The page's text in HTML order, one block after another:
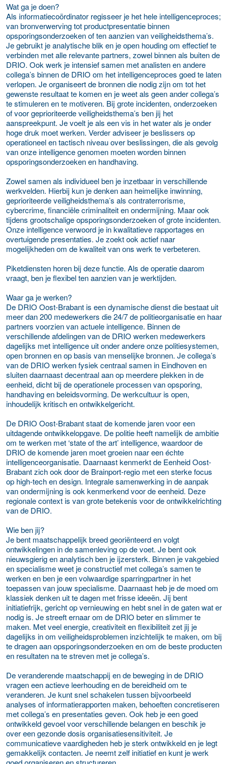
Wat ga je doen?
Als informatiecoördinator regisseer je het hele intelligenceproces;
van bronverwerving tot productpresentatie binnen
opsporingsonderzoeken of ten aanzien van veiligheidsthema’s.
Je gebruikt je analytische blik en je open houding om effectief te
verbinden met alle relevante partners, zowel binnen als buiten de
DRIO. Ook werk je intensief samen met analisten en andere
collega’s binnen de DRIO om het intelligenceproces goed te laten
verlopen. Je organiseert de bronnen die nodig zijn om tot het
gewenste resultaat te komen en je weet als geen ander collega’s
te stimuleren en te motiveren. Bij grote incidenten, onderzoeken
of voor geprioriteerde veiligheidsthema’s ben jij het
aanspreekpunt. Je voelt je als een vis in het water als je onder
hoge druk moet werken. Verder adviseer je beslissers op
operationeel en tactisch niveau over beslissingen, die als gevolg
van onze intelligence genomen moeten worden binnen
opsporingsonderzoeken en handhaving.
Zowel samen als individueel ben je inzetbaar in verschillende
werkvelden. Hierbij kun je denken aan heimelijke inwinning,
geprioriteerde veiligheidsthema’s als contraterrorisme,
cybercrime, financiële criminaliteit en ondermijning. Maar ook
tijdens grootschalige opsporingsonderzoeken of grote incidenten.
Onze intelligence verwoord je in kwalitatieve rapportages en
overtuigende presentaties. Je zoekt ook actief naar
mogelijkheden om de kwaliteit van ons werk te verbeteren.
Piketdiensten horen bij deze functie. Als de operatie daarom
vraagt, ben je flexibel ten aanzien van je werktijden.
Waar ga je werken?
De DRIO Oost-Brabant is een dynamische dienst die bestaat uit
meer dan 200 medewerkers die 24/7 de politieorganisatie en haar
partners voorzien van actuele intelligence. Binnen de
verschillende afdelingen van de DRIO werken medewerkers
dagelijks met intelligence uit onder andere onze politiesystemen,
open bronnen en op basis van menselijke bronnen. Je collega’s
van de DRIO werken fysiek centraal samen in Eindhoven en
sluiten daarnaast decentraal aan op meerdere plekken in de
eenheid, dicht bij de operationele processen van opsporing,
handhaving en beleidsvorming. De werkcultuur is open,
inhoudelijk kritisch en ontwikkelgericht.
De DRIO Oost-Brabant staat de komende jaren voor een
uitdagende ontwikkelopgave. De politie heeft namelijk de ambitie
om te werken met ‘state of the art’ intelligence, waardoor de
DRIO de komende jaren moet groeien naar een échte
intelligenceorganisatie. Daarnaast kenmerkt de Eenheid Oost-
Brabant zich ook door de Brainport-regio met een sterke focus
op high-tech en design. Integrale samenwerking in de aanpak
van ondermijning is ook kenmerkend voor de eenheid. Deze
regionale context is van grote betekenis voor de ontwikkelrichting
van de DRIO.
Wie ben jij?
Je bent maatschappelijk breed georiënteerd en volgt
ontwikkelingen in de samenleving op de voet. Je bent ook
nieuwsgierig en analytisch ben je ijzersterk. Binnen je vakgebied
en specialisme weet je constructief met collega’s samen te
werken en ben je een volwaardige sparringpartner in het
toepassen van jouw specialisme. Daarnaast heb je de moed om
klassiek denken uit te dagen met frisse ideeën. Jij bent
initiatiefrijk, gericht op vernieuwing en hebt snel in de gaten wat er
nodig is. Je streeft ernaar om de DRIO beter en slimmer te
maken. Met veel energie, creativiteit en flexibiliteit zet jij je
dagelijks in om veiligheidsproblemen inzichtelijk te maken, om bij
te dragen aan opsporingsonderzoeken en om de beste producten
en resultaten na te streven met je collega’s.
De veranderende maatschappij en de beweging in de DRIO
vragen een actieve leerhouding en de bereidheid om te
veranderen. Je kunt snel schakelen tussen bijvoorbeeld
analyses of informatierapporten maken, behoeften concretiseren
met collega’s en presentaties geven. Ook heb je een goed
ontwikkeld gevoel voor verschillende belangen en beschik je
over een gezonde dosis organisatiesensitiviteit. Je
communicatieve vaardigheden heb je sterk ontwikkeld en je legt
gemakkelijk contacten. Je neemt zelf initiatief en kunt je werk